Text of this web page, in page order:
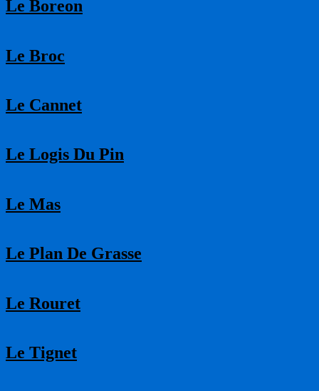
Le Boreon
Le Broc
Le Cannet
Le Logis Du Pin
Le Mas
Le Plan De Grasse
Le Rouret
Le Tignet